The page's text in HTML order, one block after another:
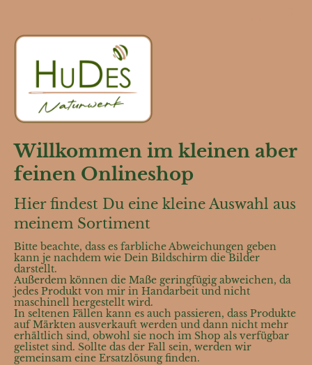
Willkommen im kleinen aber
feinen Onlineshop
Hier findest Du eine kleine Auswahl aus
meinem Sortiment
Bitte beachte, dass es farbliche Abweichungen geben
kann je nachdem wie Dein Bildschirm die Bilder
darstellt.
Außerdem können die Maße geringfügig abweichen, da
jedes Produkt von mir in Handarbeit und nicht
maschinell hergestellt wird.
In seltenen Fällen kann es auch passieren, dass Produkte
auf Märkten ausverkauft werden und dann nicht mehr
erhältlich sind, obwohl sie noch im Shop als verfügbar
gelistet sind. Sollte das der Fall sein, werden wir
gemeinsam eine Ersatzlösung finden.